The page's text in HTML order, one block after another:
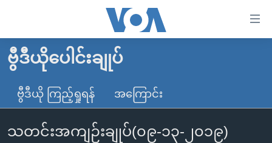
လွယ်ကူ
စေ
သည့်
မူလစာမျက်နှာ
မြန်မာ
ကမ္ဘာ့သတင်းများ
နိုင်ငံတကာ
ဗွီဒီယို
ဗွီဒီယိုပေါင်းချုပ်
ဗွီဒီယို ကြည့်ရှုရန် အကြောင်း
သတင်းအကျဉ်းချုပ်(၀၉-၁၃-၂၀၁၉)